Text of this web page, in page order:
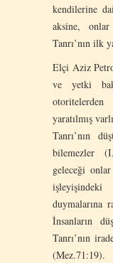
kendilerine
aksine,
Tanrı’nın ilk
Elçi Aziz
ve yetki
yaratılmış
Tanrı’nın
bilemezler
geleceği
duymalarına
İnsanların
Tanrı’nın
(Mez.71:19).